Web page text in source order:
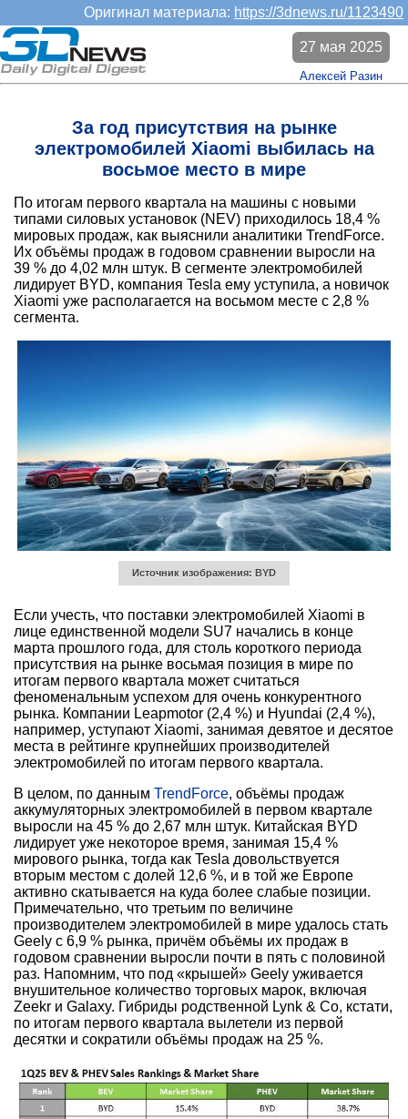
Оригинал материала: https://3dnews.ru/1123490
За год присутствия на рынке
электромобилей Xiaomi выбилась на
восьмое место в мире
27 мая 2025
Алексей Разин
По итогам первого квартала на машины с новыми
типами силовых установок (NEV) приходилось 18,4 %
мировых продаж, как выяснили аналитики TrendForce.
Их объёмы продаж в годовом сравнении выросли на
39 % до 4,02 млн штук. В сегменте электромобилей
лидирует BYD, компания Tesla ему уступила, а новичок
Xiaomi уже располагается на восьмом месте с 2,8 %
сегмента.
Источник изображения: BYD
Если учесть, что поставки электромобилей Xiaomi в
лице единственной модели SU7 начались в конце
марта прошлого года, для столь короткого периода
присутствия на рынке восьмая позиция в мире по
итогам первого квартала может считаться
феноменальным успехом для очень конкурентного
рынка. Компании Leapmotor (2,4 %) и Hyundai (2,4 %),
например, уступают Xiaomi, занимая девятое и десятое
места в рейтинге крупнейших производителей
электромобилей по итогам первого квартала.
В целом, по данным TrendForce, объёмы продаж
аккумуляторных электромобилей в первом квартале
выросли на 45 % до 2,67 млн штук. Китайская BYD
лидирует уже некоторое время, занимая 15,4 %
мирового рынка, тогда как Tesla довольствуется
вторым местом с долей 12,6 %, и в той же Европе
активно скатывается на куда более слабые позиции.
Примечательно, что третьим по величине
производителем электромобилей в мире удалось стать
Geely с 6,9 % рынка, причём объёмы их продаж в
годовом сравнении выросли почти в пять с половиной
раз. Напомним, что под «крышей» Geely уживается
внушительное количество торговых марок, включая
Zeekr и Galaxy. Гибриды родственной Lynk & Co, кстати,
по итогам первого квартала вылетели из первой
десятки и сократили объёмы продаж на 25 %.